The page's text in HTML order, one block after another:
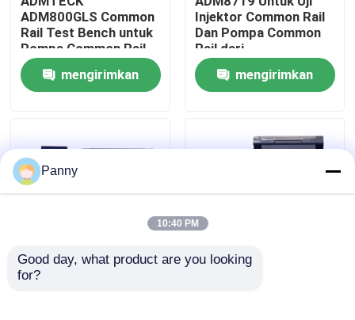
Tur Pabrik
Kontrol kualitas
Berita
Permintaan Penawaran
ADM800GLS Common
Rail Test Bench untuk
Pompa Common Rail
Tekanan Tinggi
mengirimkan
Injektor Common Rail
Dan Pompa Common
Rail dari
BOSCH/DENSO/DLEPHI/
18,5KW,2000Bar
mengirimkan
ADM8719,
Panny
10:40 PM
Good day, what product are you looking
for?